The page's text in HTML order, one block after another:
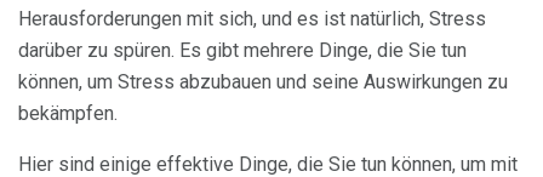
Herausforderungen mit sich, und es ist natürlich, Stress
darüber zu spüren. Es gibt mehrere Dinge, die Sie tun
können, um Stress abzubauen und seine Auswirkungen zu
bekämpfen.
Hier sind einige effektive Dinge, die Sie tun können, um mit